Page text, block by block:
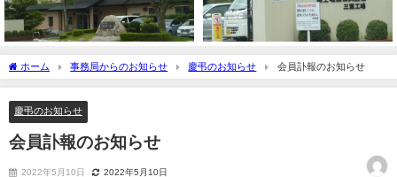
ホーム 事務局からのお知らせ 慶弔のお知らせ 会員訃報のお知らせ
慶弔のお知らせ
会員訃報のお知らせ
2022年5月10日 2022年5月10日